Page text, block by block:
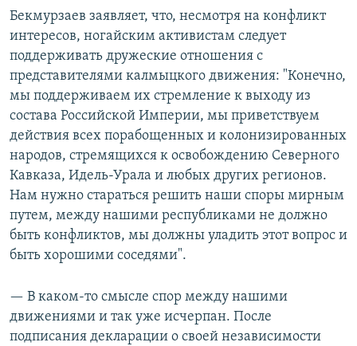
Бекмурзаев заявляет, что, несмотря на конфликт
интересов, ногайским активистам следует
поддерживать дружеские отношения с
представителями калмыцкого движения: "Конечно,
мы поддерживаем их стремление к выходу из
состава Российской Империи, мы приветствуем
действия всех порабощенных и колонизированных
народов, стремящихся к освобождению Северного
Кавказа, Идель-Урала и любых других регионов.
Нам нужно стараться решить наши споры мирным
путем, между нашими республиками не должно
быть конфликтов, мы должны уладить этот вопрос и
быть хорошими соседями".
— В каком-то смысле спор между нашими
движениями и так уже исчерпан. После
подписания декларации о своей независимости